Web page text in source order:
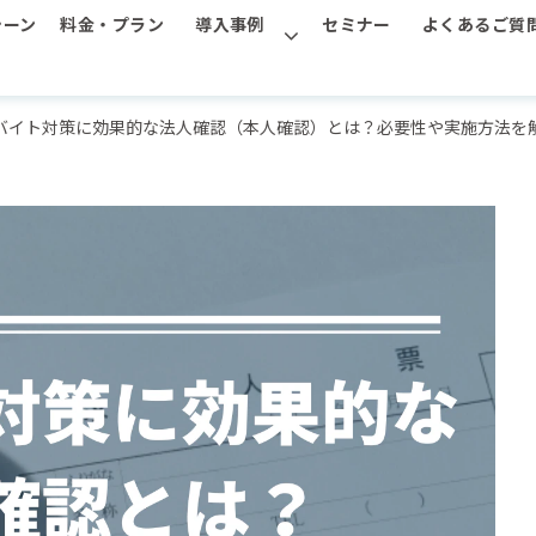
ン 料金・プラン 導入事例 セミナー よくあるご質
イト対策に効果的な法人確認（本人確認）とは？必要性や実施方法を